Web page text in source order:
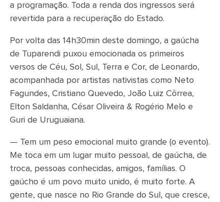
a programação. Toda a renda dos ingressos será
revertida para a recuperação do Estado.
Por volta das 14h30min deste domingo, a gaúcha
de Tuparendi puxou emocionada os primeiros
versos de Céu, Sol, Sul, Terra e Cor, de Leonardo,
acompanhada por artistas nativistas como Neto
Fagundes, Cristiano Quevedo, João Luiz Côrrea,
Elton Saldanha, César Oliveira & Rogério Melo e
Guri de Uruguaiana.
— Tem um peso emocional muito grande (o evento).
Me toca em um lugar muito pessoal, de gaúcha, de
troca, pessoas conhecidas, amigos, famílias. O
gaúcho é um povo muito unido, é muito forte. A
gente, que nasce no Rio Grande do Sul, que cresce,